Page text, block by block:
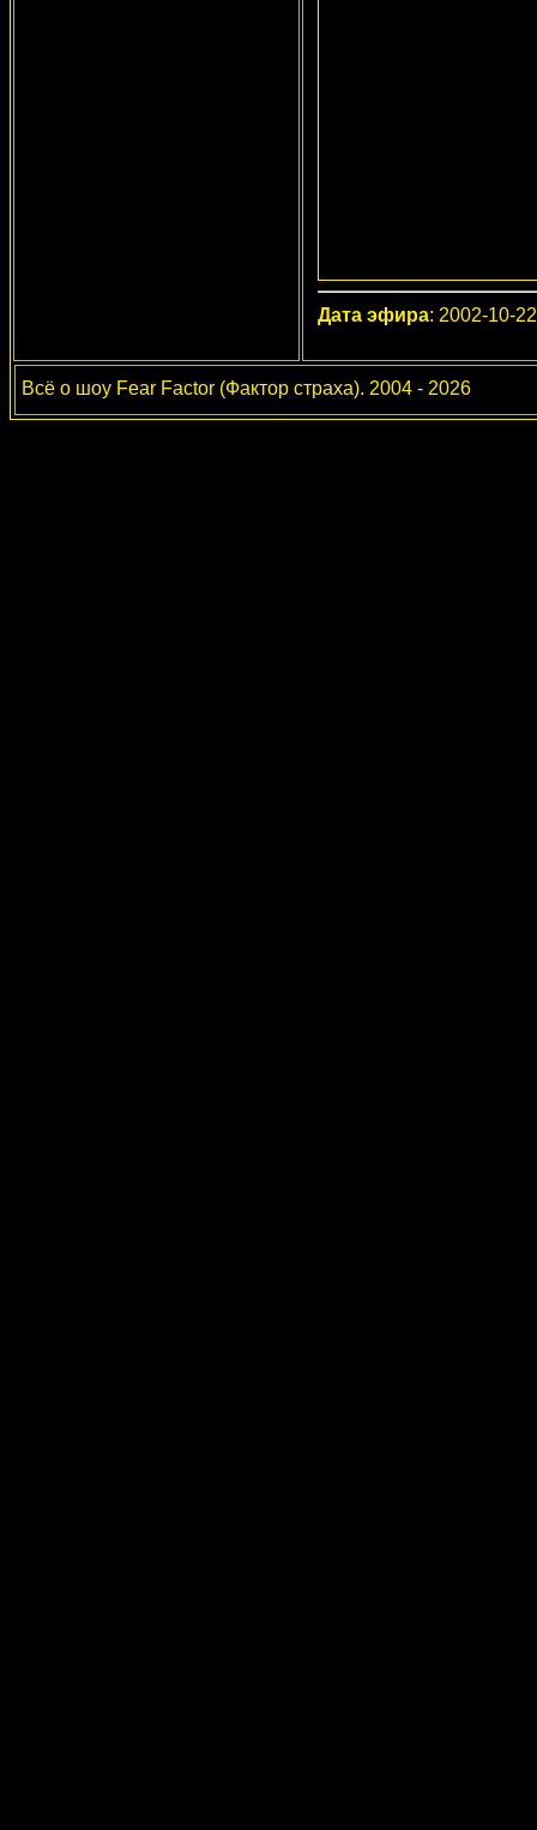
Дата эфира: 2002-10-22
Всё о шоу Fear Factor (Фактор страха). 2004 - 2026